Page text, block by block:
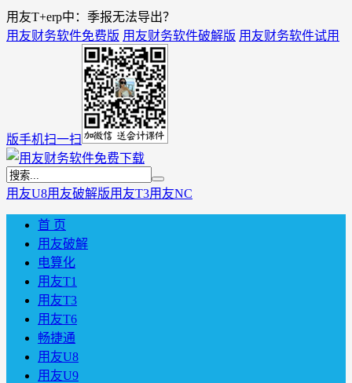
用友T+erp中：季报无法导出？
用友财务软件免费版 用友财务软件破解版 用友财务软件试用
版手机扫一扫
用友U8用友破解版用友T3用友NC
首 页
用友破解
电算化
用友T1
用友T3
用友T6
畅捷通
用友U8
用友U9